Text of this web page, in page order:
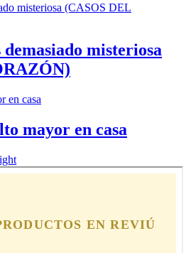
misteriosa
mayor en casa